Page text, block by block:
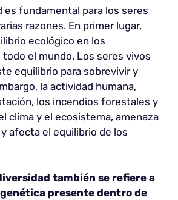
es fundamental para los seres
razones. En primer lugar,
ecológico en los
el mundo. Los seres vivos
equilibrio para sobrevivir y
la actividad humana,
los incendios forestales y
clima y el ecosistema, amenaza
afecta el equilibrio de los
también se refiere a
presente dentro de